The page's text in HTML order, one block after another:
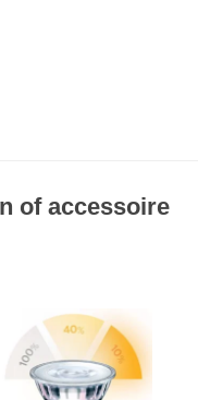
of accessoire